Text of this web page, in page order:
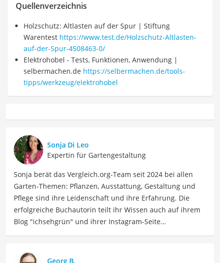
Quellenverzeichnis
Holzschutz: Altlasten auf der Spur | Stiftung
Warentest https://www.test.de/Holzschutz-Altlasten-
auf-der-Spur-4508463-0/
Elektrohobel - Tests, Funktionen, Anwendung |
selbermachen.de https://selbermachen.de/tools-
tipps/werkzeug/elektrohobel
Sonja Di Leo
Expertin für Gartengestaltung
Sonja berät das Vergleich.org-Team seit 2024 bei allen
Garten-Themen: Pflanzen, Ausstattung, Gestaltung und
Pflege sind ihre Leidenschaft und ihre Erfahrung. Die
erfolgreiche Buchautorin teilt ihr Wissen auch auf ihrem
Blog "ichsehgrün" und ihrer Instagram-Seite
und den Garten neu angelegt hat. Inzwischen hat Sie zwei
Georg B.